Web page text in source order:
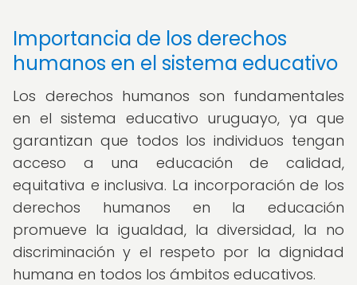
Importancia de los derechos
humanos en el sistema educativo
Los derechos humanos son fundamentales
en el sistema educativo uruguayo, ya que
garantizan que todos los individuos tengan
acceso a una educación de calidad,
equitativa e inclusiva. La incorporación de los
derechos humanos en la educación
promueve la igualdad, la diversidad, la no
discriminación y el respeto por la dignidad
humana en todos los ámbitos educativos.